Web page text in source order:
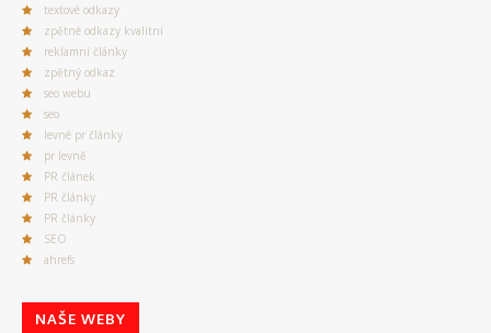
textové odkazy
zpětné odkazy kvalitní
reklamní články
zpětný odkaz
seo webu
seo
levné pr články
pr levně
PR článek
PR články
PR články
SEO
ahrefs
NAŠE WEBY